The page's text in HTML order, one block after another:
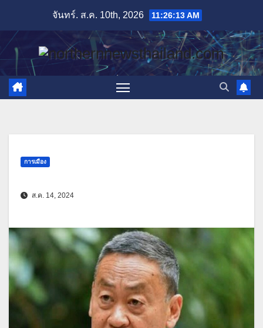
content
จันทร์. ส.ค. 10th, 2026 11:26:14 AM
การเมือง
ส.ค. 14, 2024